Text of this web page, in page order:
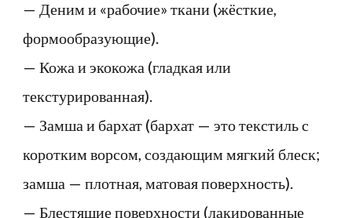
— Деним и «рабочие» ткани (жёсткие,
формообразующие).
— Кожа и экокожа (гладкая или
текстурированная).
— Замша и бархат (бархат — это текстиль с
коротким ворсом, создающим мягкий блеск;
замша — плотная, матовая поверхность).
— Блестящие поверхности (лакированные